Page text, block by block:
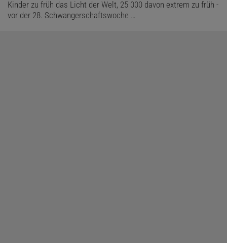
Kinder zu früh das Licht der Welt, 25 000 davon extrem zu früh -
vor der 28. Schwangerschaftswoche …